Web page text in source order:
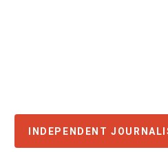
INDEPENDENT